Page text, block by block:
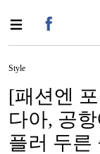
Style
[패션엔
다아, 공
플러 두른